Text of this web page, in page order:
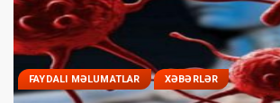
FAYDALI MƏLUMATLAR XƏBƏRLƏR